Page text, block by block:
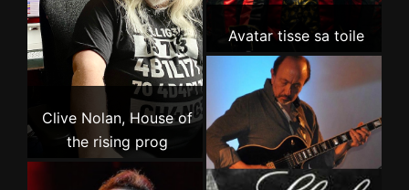
Clive Nolan, House of
the rising prog
Avatar tisse sa toile